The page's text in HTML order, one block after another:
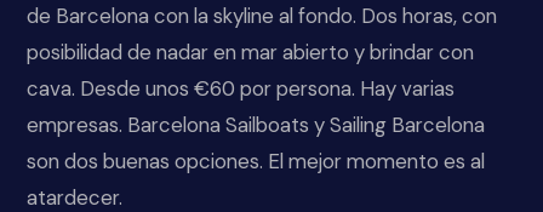
de Barcelona con la skyline al fondo. Dos horas, con
posibilidad de nadar en mar abierto y brindar con
cava. Desde unos €60 por persona. Hay varias
empresas. Barcelona Sailboats y Sailing Barcelona
son dos buenas opciones. El mejor momento es al
atardecer.